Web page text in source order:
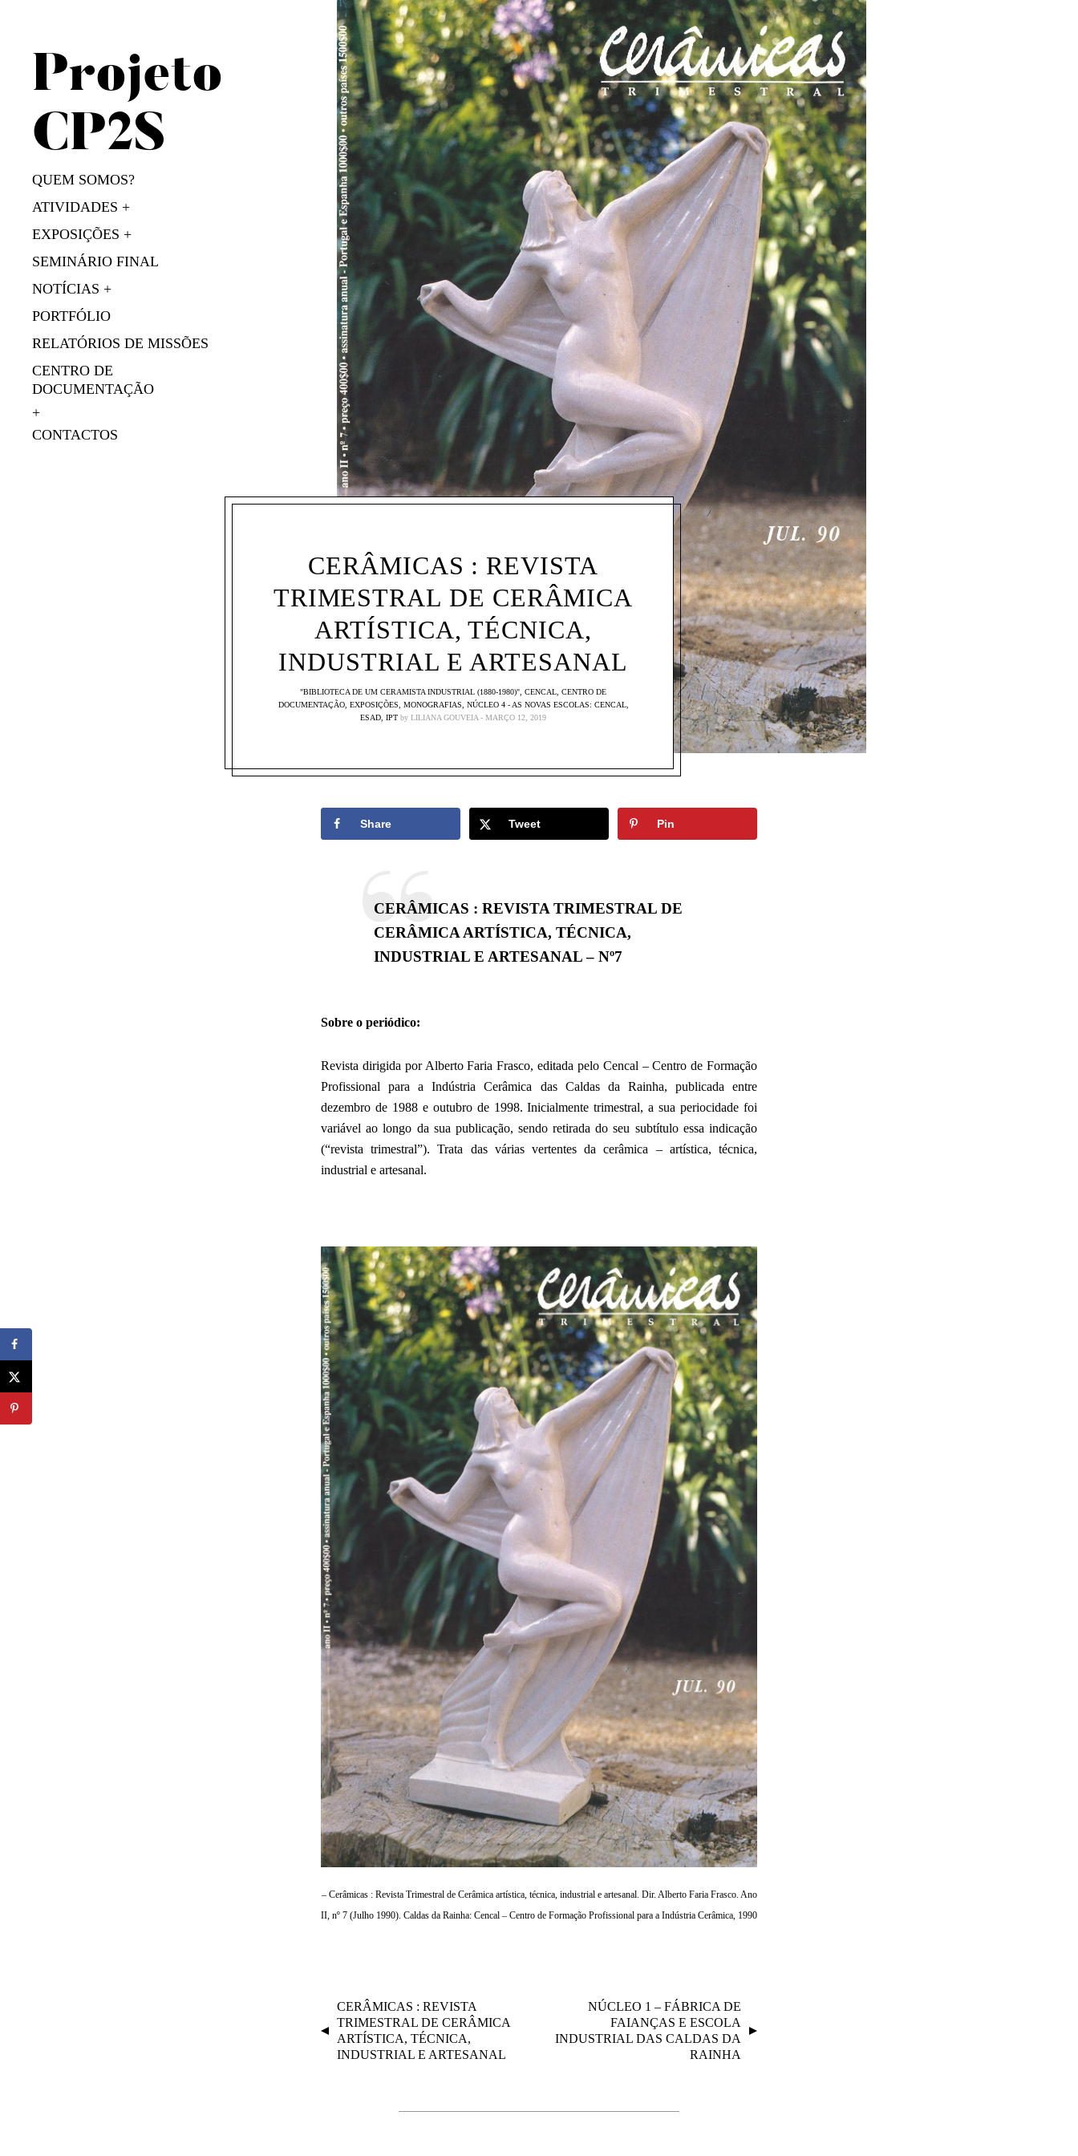
Projeto
CP2S
QUEM SOMOS?
ATIVIDADES
EXPOSIÇÕES
SEMINÁRIO FINAL
NOTÍCIAS
PORTFÓLIO
RELATÓRIOS DE MISSÕES
CENTRO DE
DOCUMENTAÇÃO
CONTACTOS
CERÂMICAS : REVISTA
TRIMESTRAL DE CERÂMICA
ARTÍSTICA, TÉCNICA,
INDUSTRIAL E ARTESANAL
"BIBLIOTECA DE UM CERAMISTA INDUSTRIAL (1880-1980)", CENCAL, CENTRO DE
DOCUMENTAÇÃO, EXPOSIÇÕES, MONOGRAFIAS, NÚCLEO 4 - AS NOVAS ESCOLAS: CENCAL,
ESAD, IPT by LILIANA GOUVEIA MARÇO 12, 2019
Share Tweet Pin
CERÂMICAS : REVISTA TRIMESTRAL DE
CERÂMICA ARTÍSTICA, TÉCNICA,
INDUSTRIAL E ARTESANAL – Nº7
Sobre o periódico:
Revista dirigida por Alberto Faria Frasco, editada pelo Cencal – Centro de Formação
Profissional para a Indústria Cerâmica das Caldas da Rainha, publicada entre
dezembro de 1988 e outubro de 1998. Inicialmente trimestral, a sua periocidade foi
variável ao longo da sua publicação, sendo retirada do seu subtítulo essa indicação
(“revista trimestral”). Trata das várias vertentes da cerâmica – artística, técnica,
industrial e artesanal.
– Cerâmicas : Revista Trimestral de Cerâmica artística, técnica, industrial e artesanal. Dir. Alberto Faria Frasco. Ano
II, nº 7 (Julho 1990). Caldas da Rainha: Cencal – Centro de Formação Profissional para a Indústria Cerâmica, 1990
V
CERÂMICAS : REVISTA
TRIMESTRAL DE CERÂMICA
ARTÍSTICA, TÉCNICA,
INDUSTRIAL E ARTESANAL
NÚCLEO 1 – FÁBRICA DE
FAIANÇAS E ESCOLA
INDUSTRIAL DAS CALDAS DA
RAINHA